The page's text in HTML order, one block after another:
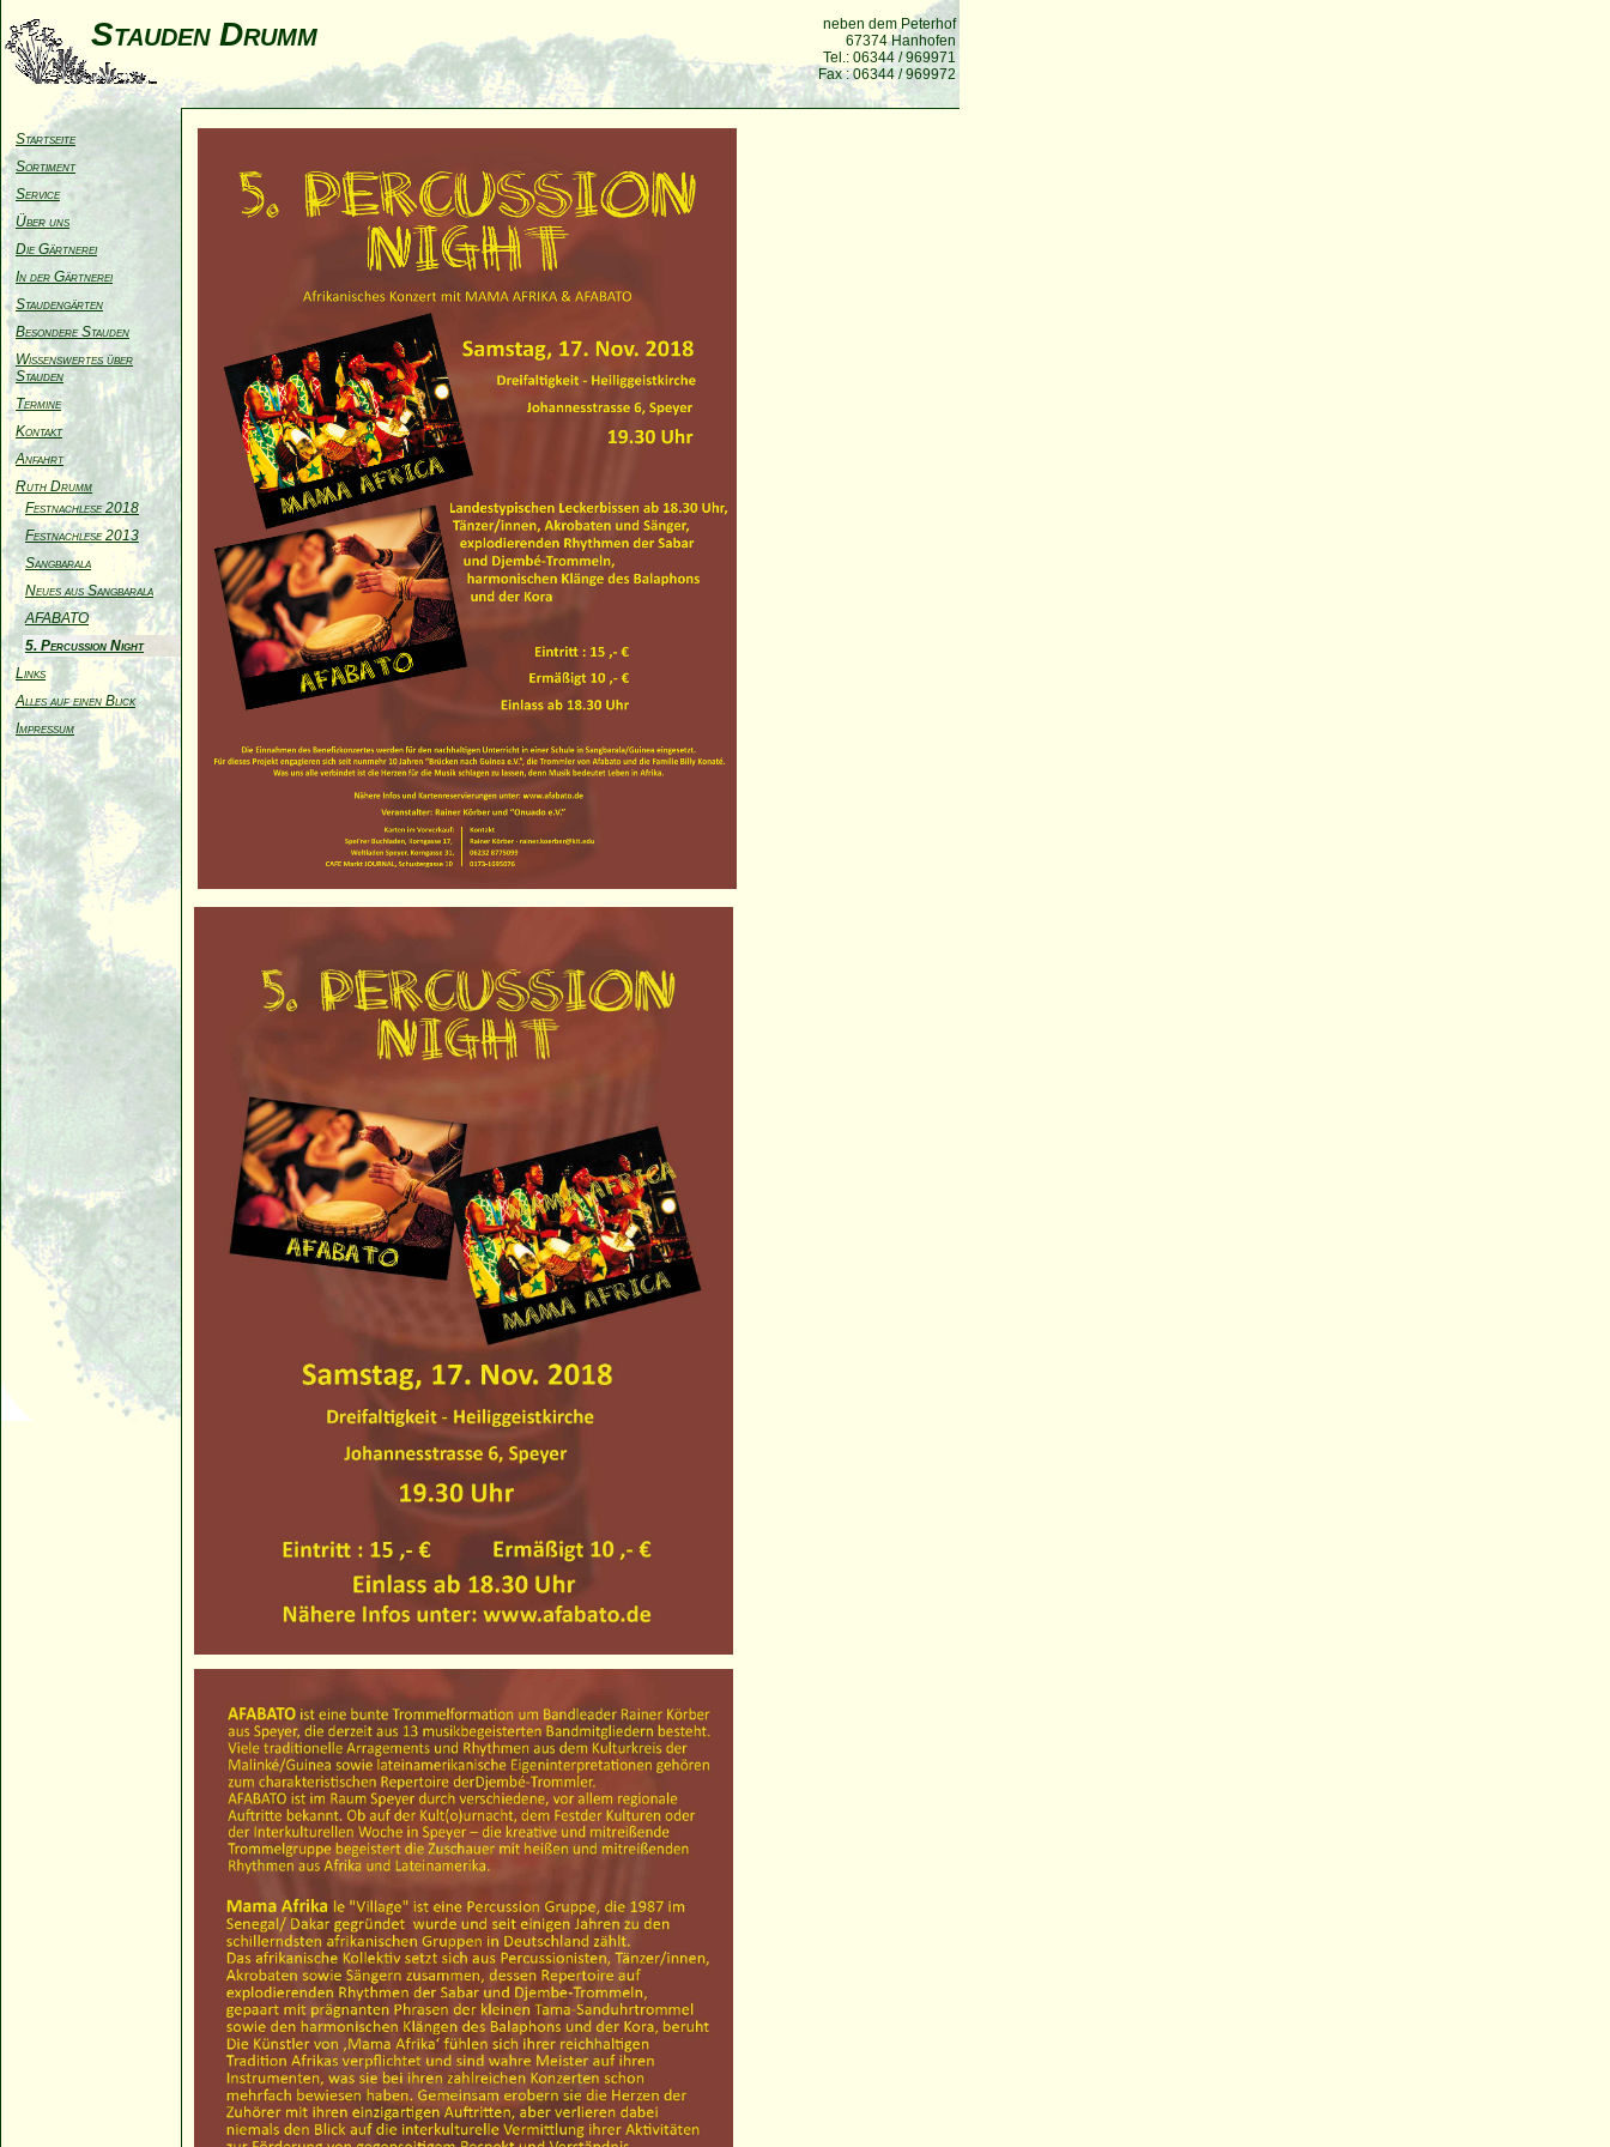
Stauden Drumm
neben dem Peterhof
67374 Hanhofen
Tel.: 06344 / 969971
Fax : 06344 / 969972
Startseite
Sortiment
Service
Über uns
Die Gärtnerei
In der Gärtnerei
Staudengärten
Besondere Stauden
Wissenswertes über
Stauden
Termine
Kontakt
Anfahrt
Ruth Drumm
Festnachlese 2018
Festnachlese 2013
Sangbarala
Neues aus Sangbarala
AFABATO
5. Percussion Night
Links
Alles auf einen Blick
Impressum